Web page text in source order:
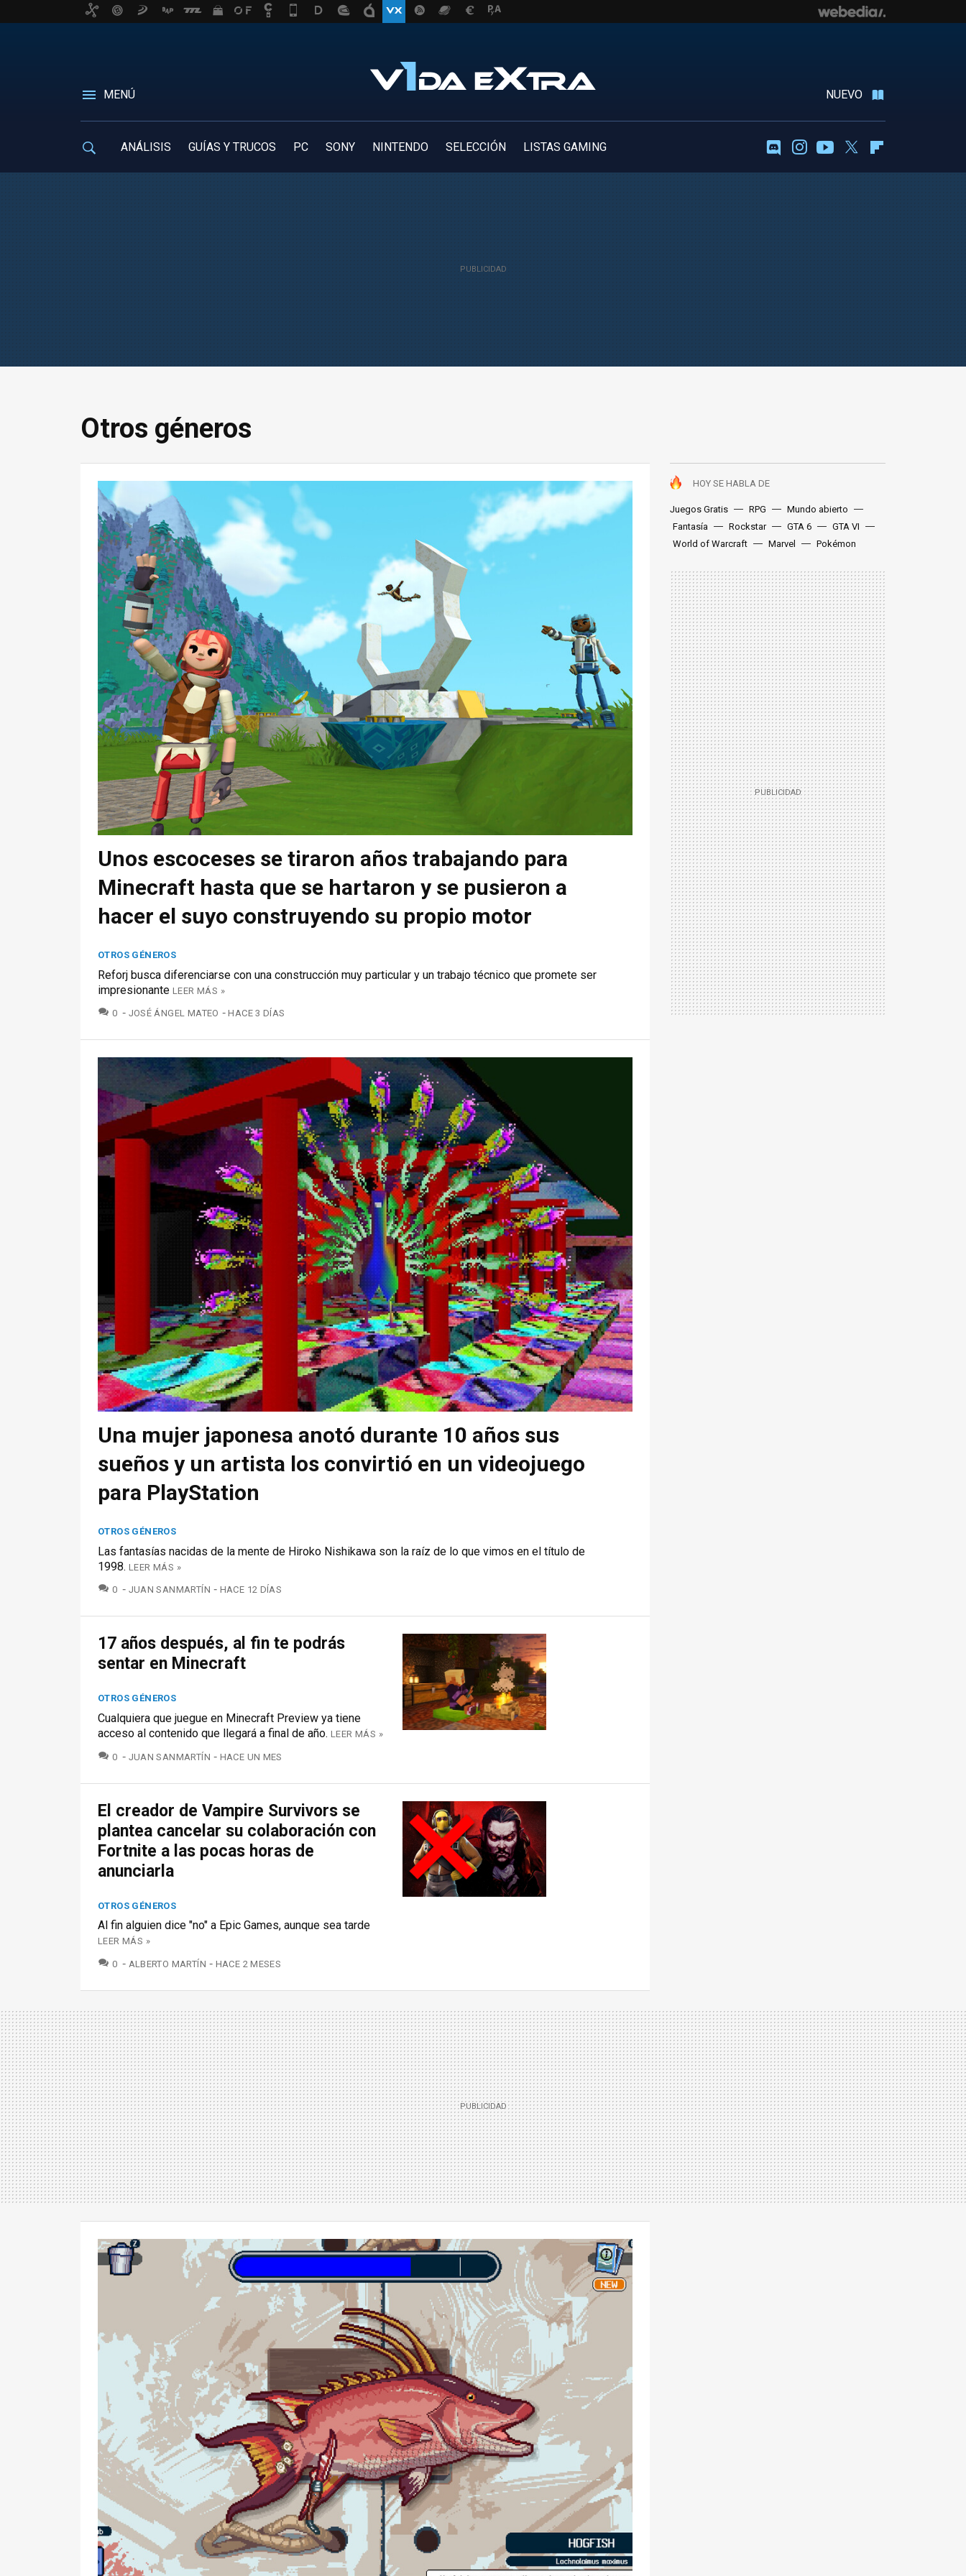
MENÚ NUEVO
ANÁLISIS GUÍAS Y TRUCOS PC SONY NINTENDO SELECCIÓN LISTAS GAMING DiscordInstagram
YoutubeTwitter
Otros géneros
HOY SE HABLA DE
Juegos Gratis RPG
Mundo abierto
Fantasía
Rockstar GTA 6
GTA VI
World of Warcraft
Marvel Pokémon
Unos escoceses se tiraron años trabajando para
Minecraft hasta que se hartaron y se pusieron a
hacer el suyo construyendo su propio motor
OTROS GÉNEROS
Reforj busca diferenciarse con una construcción muy particular y un trabajo técnico que promete ser
impresionante LEER MÁS »
0 COMENTARIOS
JOSÉ ÁNGEL MATEO HACE 3 DÍAS
Una mujer japonesa anotó durante 10 años sus
sueños y un artista los convirtió en un videojuego
para PlayStation
OTROS GÉNEROS
Las fantasías nacidas de la mente de Hiroko Nishikawa son la raíz de lo que vimos en el título de
1998. LEER MÁS »
0 COMENTARIOS
JUAN SANMARTÍN HACE 12 DÍAS
17 años después, al fin te podrás
sentar en Minecraft
OTROS GÉNEROS
Cualquiera que juegue en Minecraft Preview ya tiene
acceso al contenido que llegará a final de año. LEER MÁS »
0 COMENTARIOS
JUAN SANMARTÍN HACE UN MES
El creador de Vampire Survivors se
plantea cancelar su colaboración con
Fortnite a las pocas horas de
anunciarla
OTROS GÉNEROS
Al fin alguien dice "no" a Epic Games, aunque sea tarde
LEER MÁS »
0 COMENTARIOS
ALBERTO MARTÍN HACE 2 MESES